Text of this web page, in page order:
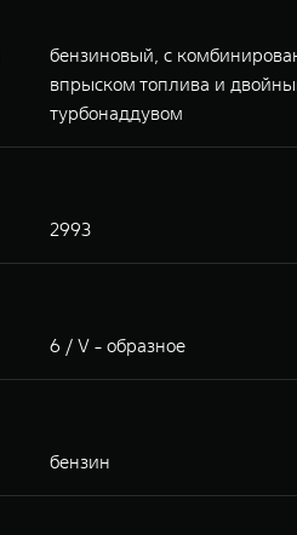
бензиновый, с
впрыском топлива и
турбонаддувом
2993
6 / V - образное
бензин